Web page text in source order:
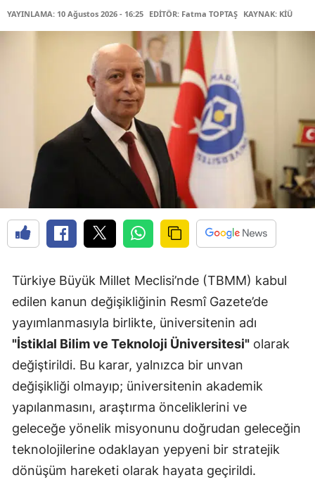
YAYINLAMA: 10 Ağustos 2026 - 16:25 EDİTÖR: Fatma TOPTAŞ KAYNAK: KİÜ
Türkiye Büyük Millet Meclisi’nde (TBMM) kabul
edilen kanun değişikliğinin Resmî Gazete’de
yayımlanmasıyla birlikte, üniversitenin adı
"İstiklal Bilim ve Teknoloji Üniversitesi" olarak
değiştirildi. Bu karar, yalnızca bir unvan
değişikliği olmayıp; üniversitenin akademik
yapılanmasını, araştırma önceliklerini ve
geleceğe yönelik misyonunu doğrudan geleceğin
teknolojilerine odaklayan yepyeni bir stratejik
dönüşüm hareketi olarak hayata geçirildi.